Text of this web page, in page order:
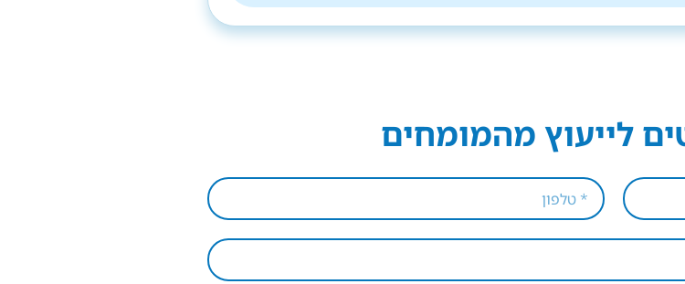
לייעוץ מהמומחים